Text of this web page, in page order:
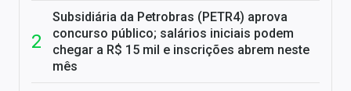
Subsidiária da Petrobras (PETR4) aprova
concurso público; salários iniciais podem
chegar a R$ 15 mil e inscrições abrem neste
mês